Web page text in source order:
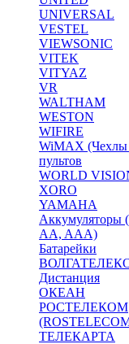
UNIVERSAL
VESTEL
VIEWSONIC
VITEK
VITYAZ
VR
WALTHAM
WESTON
WIFIRE
WiMAX (Чехлы
пультов
WORLD
XORO
YAMAHA
Аккумуляторы
AA, AAA)
Батарейки
Дистанция
ОКЕАН
РОСТЕЛЕКОМ
ТЕЛЕКАРТА